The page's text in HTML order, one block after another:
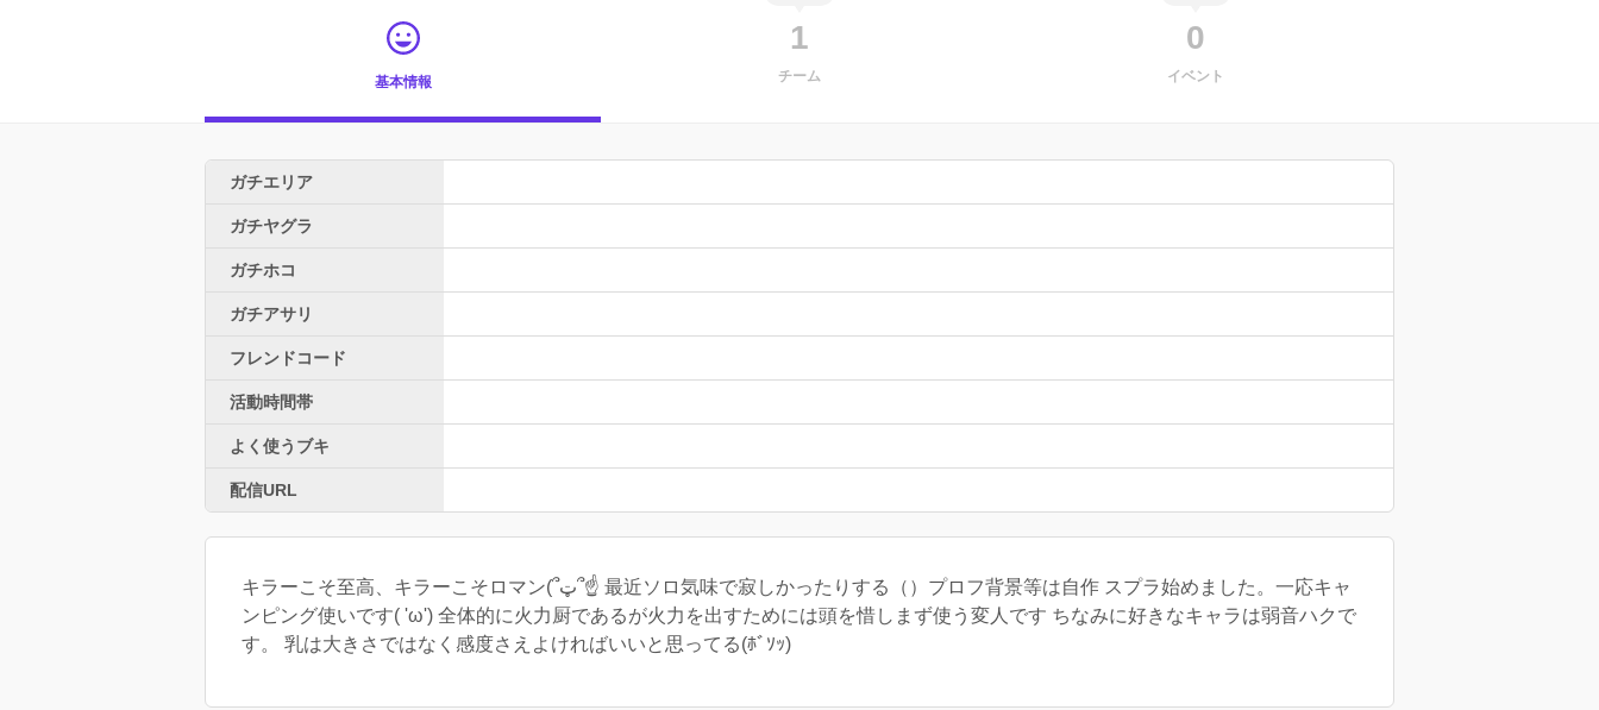
基本情報
1
チーム
0
イベント
ガチエリア
ガチヤグラ
ガチホコ
ガチアサリ
フレンドコード
活動時間帯
よく使うブキ
配信URL
キラーこそ至高、キラーこそロマン(՞ټ՞☝ 最近ソロ気味で寂しかったりする（）プロフ背景等は自作 スプラ始めました。一応キャ
ンピング使いです( 'ω') 全体的に火力厨であるが火力を出すためには頭を惜しまず使う変人です ちなみに好きなキャラは弱音ハクで
す。 乳は大きさではなく感度さえよければいいと思ってる(ﾎﾞｿｯ)